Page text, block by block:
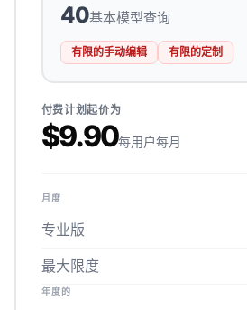
40基本模型查询
有限的手动编辑 有限的定制
付费计划起价为
$9.90每用户每月
月度
专业版
最大限度
年度的